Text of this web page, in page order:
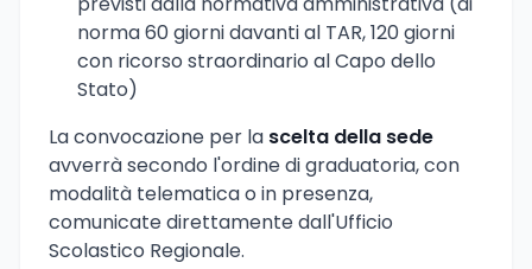
norma 60 giorni davanti al TAR, 120 giorni
con ricorso straordinario al Capo dello
Stato)
La convocazione per la scelta della sede
avverrà secondo l'ordine di graduatoria, con
modalità telematica o in presenza,
comunicate direttamente dall'Ufficio
Scolastico Regionale.